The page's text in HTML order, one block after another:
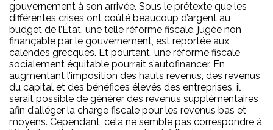
gouvernement à son arrivée. Sous le prétexte que les
différentes crises ont coûté beaucoup d’argent au
budget de l’État, une telle réforme fiscale, jugée non
finançable par le gouvernement, est reportée aux
calendes grecques. Et pourtant, une réforme fiscale
socialement équitable pourrait s’autofinancer. En
augmentant l’imposition des hauts revenus, des revenus
du capital et des bénéfices élevés des entreprises, il
serait possible de générer des revenus supplémentaires
afin d’alléger la charge fiscale pour les revenus bas et
moyens. Cependant, cela ne semble pas correspondre à